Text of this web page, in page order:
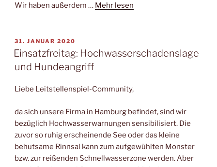
Wir haben außerdem … Mehr lesen
VERÖFFENTLICHT
AM
31. JANUAR 2020
Einsatzfreitag: Hochwasserschadenslage
und Hundeangriff
Liebe Leitstellenspiel-Community,
da sich unsere Firma in Hamburg befindet, sind wir
bezüglich Hochwasserwarnungen sensibilisiert. Die
zuvor so ruhig erscheinende See oder das kleine
behutsame Rinnsal kann zum aufgewühlten Monster
bzw. zur reißenden Schnellwasserzone werden. Aber